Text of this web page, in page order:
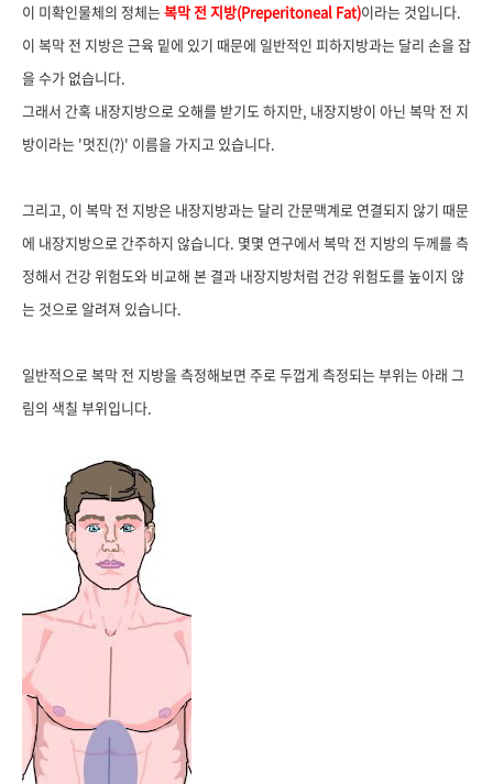
이 미확인물체의 정체는복막 전 지방(Preperitoneal Fat)이라는 것입니다.
이 복막 전 지방은 근육 밑에 있기 때문에 일반적인 피하지방과는 달리 손을 잡
을 수가 없습니다.
그래서 간혹 내장지방으로 오해를 받기도 하지만, 내장지방이 아닌 복막 전 지
방이라는 '멋진(?)' 이름을 가지고 있습니다.
그리고, 이 복막 전 지방은 내장지방과는 달리 간문맥계로 연결되지 않기 때문
에 내장지방으로 간주하지 않습니다. 몇몇 연구에서 복막 전 지방의 두께를 측
정해서 건강 위험도와 비교해 본 결과 내장지방처럼 건강 위험도를 높이지 않
는 것으로 알려져 있습니다.
일반적으로 복막 전 지방을 측정해보면 주로 두껍게 측정되는 부위는 아래 그
림의 색칠 부위입니다.